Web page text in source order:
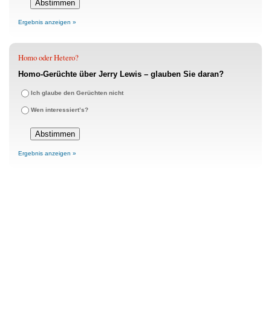
Ergebnis anzeigen »
Homo oder Hetero?
Homo-Gerüchte über Jerry Lewis – glauben Sie daran?
Ich glaube den Gerüchten nicht
Wen interessiert’s?
Ergebnis anzeigen »